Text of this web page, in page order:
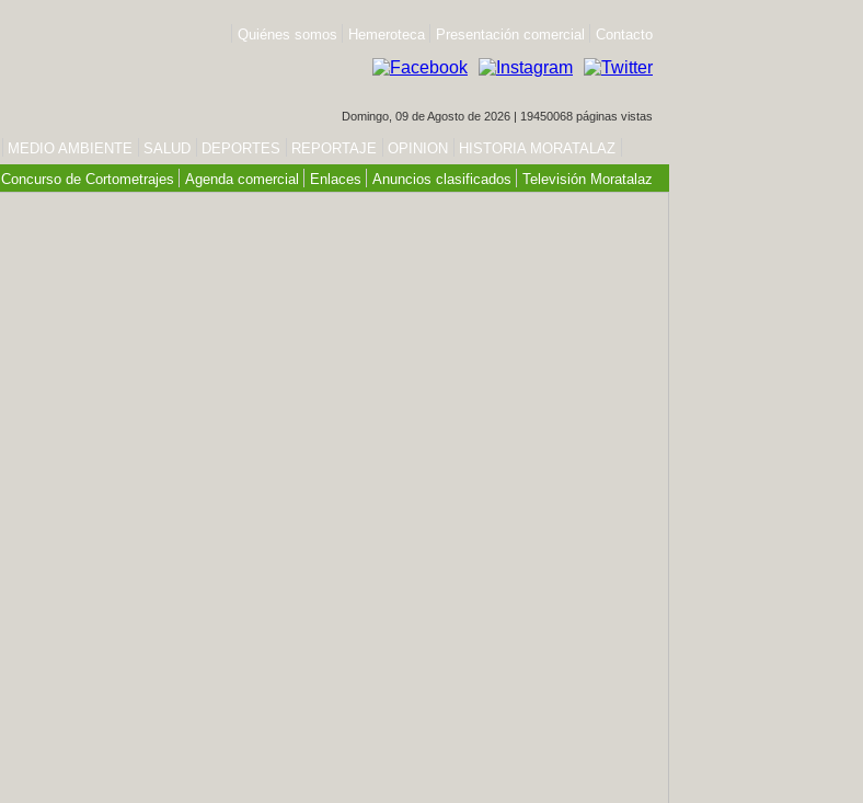
Quiénes somos Hemeroteca Presentación comercial Contacto
Domingo, 09 de Agosto de 2026 | 19450068 páginas vistas
MEDIO AMBIENTE SALUD DEPORTES REPORTAJE OPINION
HISTORIA MORATALAZ
Concurso de Cortometrajes
Agenda comercial Enlaces Anuncios clasificados Televisión Moratalaz